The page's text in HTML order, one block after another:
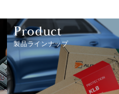
Product
製品ラインナップ